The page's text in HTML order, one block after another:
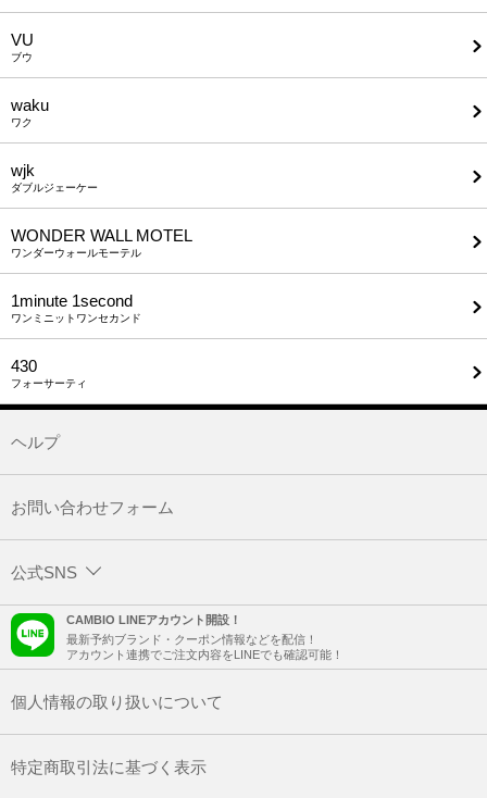
VU
ブウ
waku
ワク
wjk
ダブルジェーケー
WONDER WALL MOTEL
ワンダーウォールモーテル
1minute​ 1second
ワンミニットワンセカンド
430
フォーサーティ
ヘルプ
お問い合わせフォーム
公式SNS
CAMBIO LINEアカウント開設！
最新予約ブランド・クーポン情報などを配信！
アカウント連携でご注文内容をLINEでも確認可能！
個人情報の取り扱いについて
特定商取引法に基づく表示